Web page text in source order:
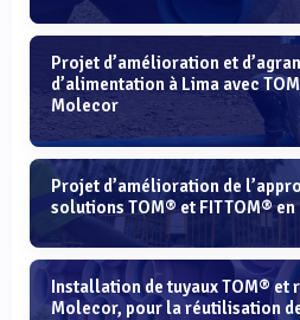
Projet d’amélioration et
d’alimentation à Lima avec
Molecor
Projet d’amélioration de
solutions TOM® et FITTOM® en
Installation de tuyaux TOM® et
Molecor, pour la réutilisation